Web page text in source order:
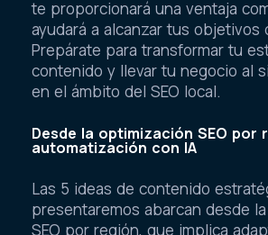
te proporcionará una ventaja
ayudará a alcanzar tus objetivos
Prepárate para transformar tu
contenido y llevar tu negocio al
en el ámbito del SEO local.
Desde la optimización SEO por
automatización con IA
Las 5 ideas de contenido
presentaremos abarcan desde
SEO por región, que implica